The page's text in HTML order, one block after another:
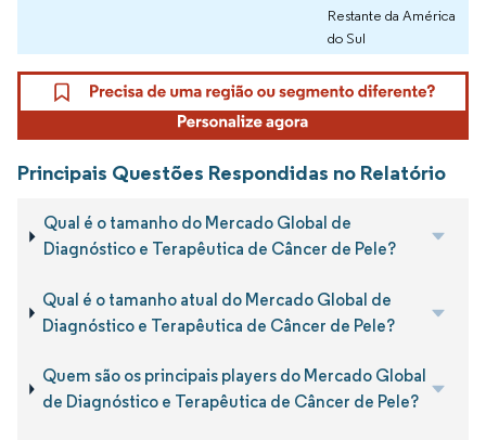
Restante da América
do Sul
Principais Questões Respondidas no Relatório
Qual é o tamanho do Mercado Global de
Diagnóstico e Terapêutica de Câncer de Pele?
Qual é o tamanho atual do Mercado Global de
Diagnóstico e Terapêutica de Câncer de Pele?
Quem são os principais players do Mercado Global
de Diagnóstico e Terapêutica de Câncer de Pele?